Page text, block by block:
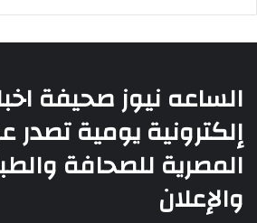
الساعه نيوز صحيفة
إلكترونية يومية
المصرية للصحافة
والإعلان